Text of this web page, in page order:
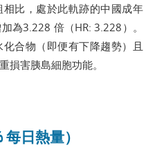
比，處於此軌跡的中國成年
為3.228 倍（HR: 3.228）。
合物（即便有下降趨勢）且
損害胰島細胞功能。
日熱量）